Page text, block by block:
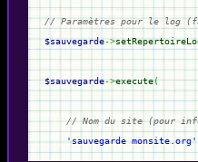
// Paramètres pour le log
$sauvegarde->
$sauvegarde->execute(
// Nom du site (pour
'sauvegarde monsite.org'